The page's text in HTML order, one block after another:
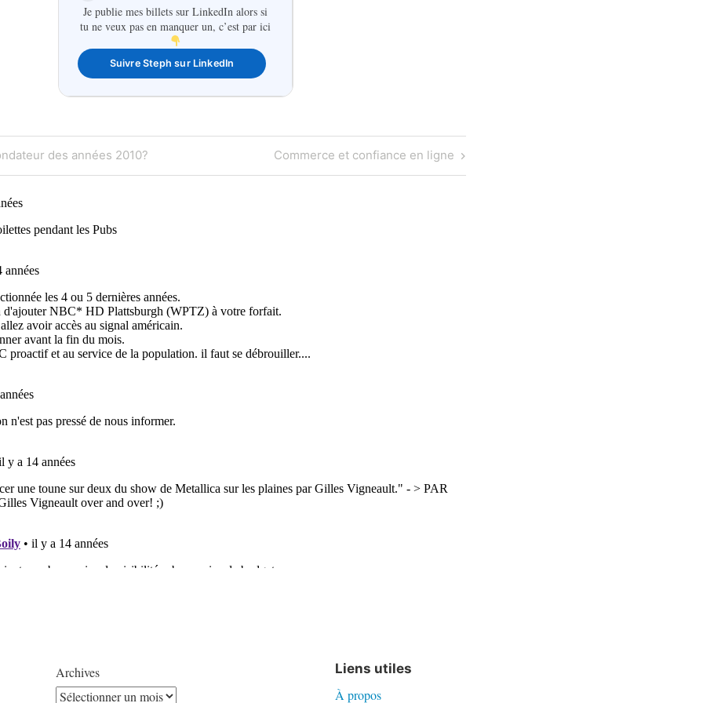
Je publie mes billets sur LinkedIn alors si
tu ne veux pas en manquer un, c’est par ici
Suivre Steph sur LinkedIn
des années 2010?
Next
Post
Commerce et confiance en ligne
Archives Liens utiles
À propos